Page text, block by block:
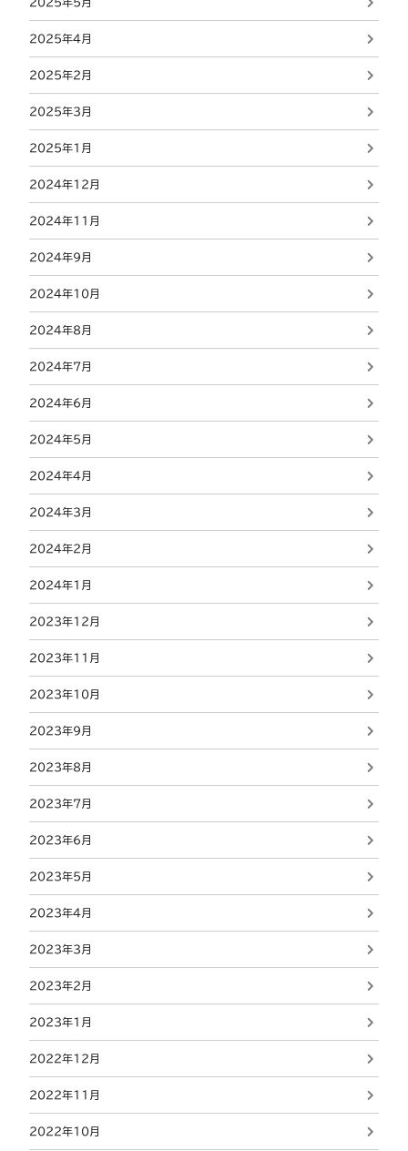
2025年4月
2025年2月
2025年3月
2025年1月
2024年12月
2024年11月
2024年9月
2024年10月
2024年8月
2024年7月
2024年6月
2024年5月
2024年4月
2024年3月
2024年2月
2024年1月
2023年12月
2023年11月
2023年10月
2023年9月
2023年8月
2023年7月
2023年6月
2023年5月
2023年4月
2023年3月
2023年2月
2023年1月
2022年12月
2022年11月
2022年10月